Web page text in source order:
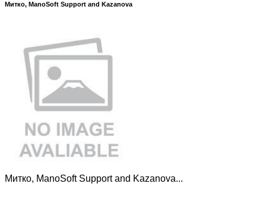
Митко, ManoSoft Support and Kazanova
Митко, ManoSoft Support and Kazanova...